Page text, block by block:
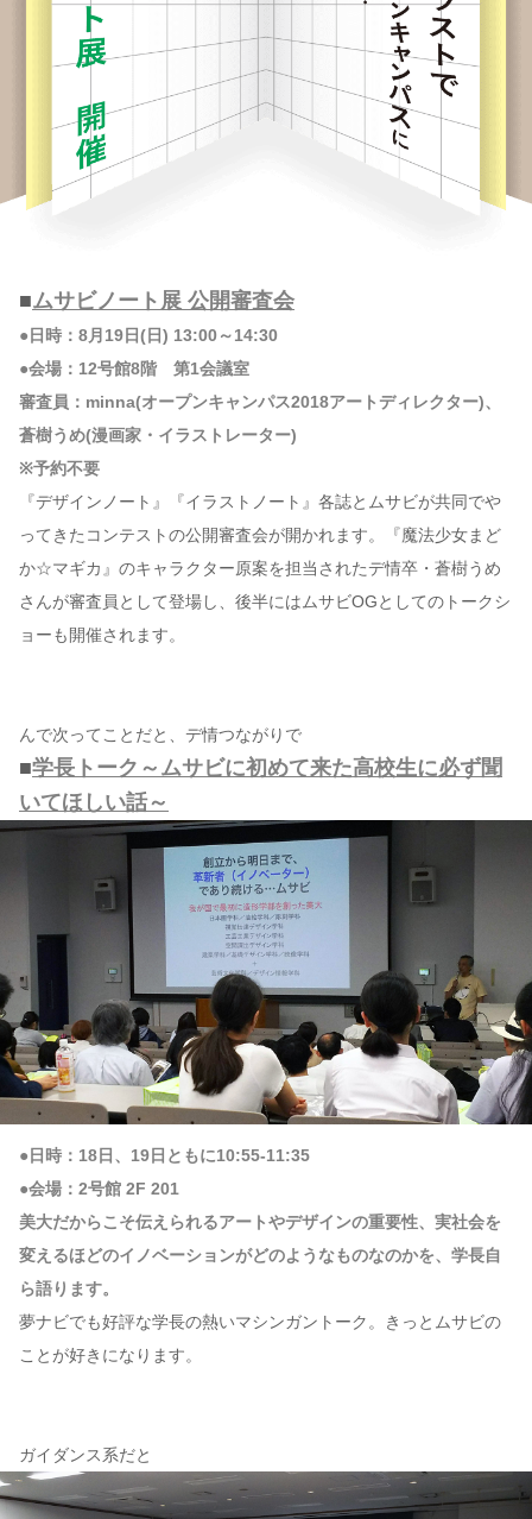
■ムサビノート展 公開審査会
●日時：8月19日(日) 13:00～14:30
●会場：12号館8階 第1会議室
審査員：minna(オープンキャンパス2018アートディレクター)、
蒼樹うめ(漫画家・イラストレーター)
※予約不要
『デザインノート』『イラストノート』各誌とムサビが共同でや
ってきたコンテストの公開審査会が開かれます。『魔法少女まど
か☆マギカ』のキャラクター原案を担当されたデ情卒・蒼樹うめ
さんが審査員として登場し、後半にはムサビOGとしてのトークシ
ョーも開催されます。
んで次ってことだと、デ情つながりで
■学長トーク～ムサビに初めて来た高校生に必ず聞
いてほしい話～
●日時：18日、19日ともに10:55-11:35
●会場：2号館 2F 201
美大だからこそ伝えられるアートやデザインの重要性、実社会を
変えるほどのイノベーションがどのようなものなのかを、学長自
ら語ります。
夢ナビでも好評な学長の熱いマシンガントーク。きっとムサビの
ことが好きになります。
ガイダンス系だと